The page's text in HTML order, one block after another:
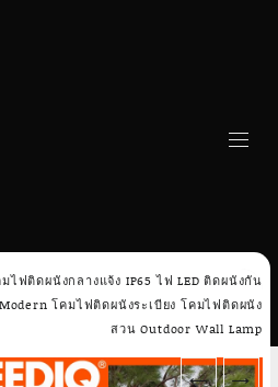
Search
มไฟติดผนังกลางแจ้ง IP65 ไฟ LED ติดผนังกัน
Modern โคมไฟติดผนังระเบียง โคมไฟติดผนัง
สวน Outdoor Wall Lamp
← →